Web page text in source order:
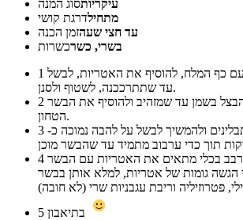
עיקריותסוג המנה
מתחילדרגת קושי
עד חצי שעהזמן הכנה
בשרי, כשרכשרות
1
עד שתתרככנה, לשטוף ולסנן.
2
הטחון.
3
4
הגשה גומות של אטריות, למלא אותן בבשר
5